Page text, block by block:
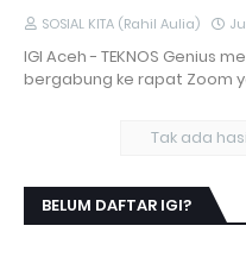
SOSIAL KITA (Rahil Aulia)
IGI Aceh - TEKNOS Genius
bergabung ke rapat Zoom
Tak ada
BELUM DAFTAR IGI?